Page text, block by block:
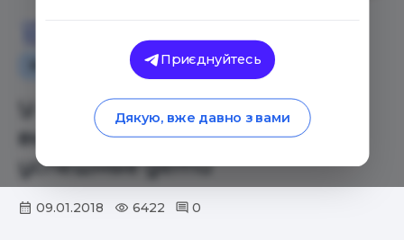
Поради Сім'я
У каких родителей
вырастают счастливые и
успешные дети
09.01.2018 6422 0
Приєднуйтесь
Дякую, вже давно з вами